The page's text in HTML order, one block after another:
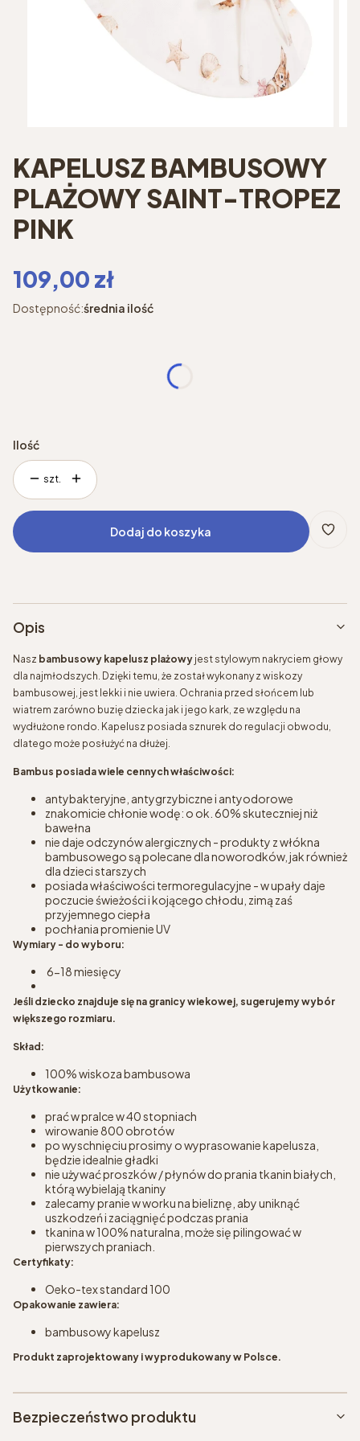
KAPELUSZ BAMBUSOWY
PLAŻOWY SAINT-TROPEZ
PINK
Cena
109,00 zł
Dostępność:średnia ilość
Ilość
szt.
Dodaj do koszyka
Opis
Nasz bambusowy kapelusz plażowy jest stylowym nakryciem głowy
dla najmłodszych. Dzięki temu, że został wykonany z wiskozy
bambusowej, jest lekki i nie uwiera. Ochrania przed słońcem lub
wiatrem zarówno buzię dziecka jak i jego kark, ze względu na
wydłużone rondo. Kapelusz posiada sznurek do regulacji obwodu,
dlatego może posłużyć na dłużej.
Bambus posiada wiele cennych właściwości:
antybakteryjne, antygrzybiczne i antyodorowe
znakomicie chłonie wodę: o ok. 60% skuteczniej niż
bawełna
nie daje odczynów alergicznych - produkty z włókna
bambusowego są polecane dla noworodków, jak również
dla dzieci starszych
posiada właściwości termoregulacyjne - w upały daje
poczucie świeżości i kojącego chłodu, zimą zaś
przyjemnego ciepła
pochłania promienie UV
Wymiary - do wyboru:
6-18 miesięcy
Jeśli dziecko znajduje się na granicy wiekowej, sugerujemy wybór
większego rozmiaru.
Skład:
100% wiskoza bambusowa
Użytkowanie:
prać w pralce w 40 stopniach
wirowanie 800 obrotów
po wyschnięciu prosimy o wyprasowanie kapelusza,
będzie idealnie gładki
nie używać proszków / płynów do prania tkanin białych,
którą wybielają tkaniny
zalecamy pranie w worku na bieliznę, aby uniknąć
uszkodzeń i zaciągnięć podczas prania
tkanina w 100% naturalna, może się pilingować w
pierwszych praniach.
Certyfikaty:
Oeko-tex standard 100
Opakowanie zawiera:
bambusowy kapelusz
Produkt zaprojektowany i wyprodukowany w Polsce.
Bezpieczeństwo produktu